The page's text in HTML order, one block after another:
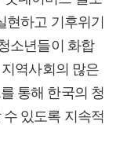
현하고 기후위기
소년들이 화합
역사회의 많은
통해 한국의 청
있도록 지속적